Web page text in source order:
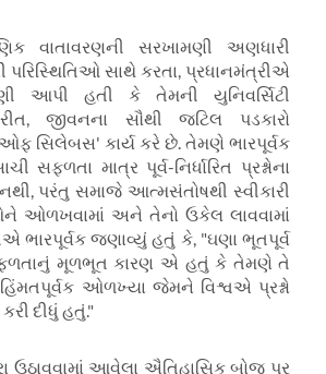
વાતાવરણની સરખામણી અણધારી
પરિસ્થિતિઓ સાથે કરતા, પ્રધાનમંત્રીએ
આપી હતી કે તેમની યુનિવર્સિટી
જીવનના સૌથી જટિલ પડકારો
સિલેબસ' કાર્ય કરે છે. તેમણે ભારપૂર્વક
સફળતા માત્ર પૂર્વ-નિર્ધારિત પ્રશ્નોના
પરંતુ સમાજે આત્મસંતોષથી સ્વીકારી
ઓળખવામાં અને તેનો ઉકેલ લાવવામાં
ભારપૂર્વક જણાવ્યું હતું કે, "ઘણા ભૂતપૂર્વ
મૂળભૂત કારણ એ હતું કે તેમણે તે
હિંમતપૂર્વક ઓળખ્યા જેમને વિશ્વએ પ્રશ્નો
દીધું હતું."
ઉઠાવવામાં આવેલા ઐતિહાસિક બોજ પર